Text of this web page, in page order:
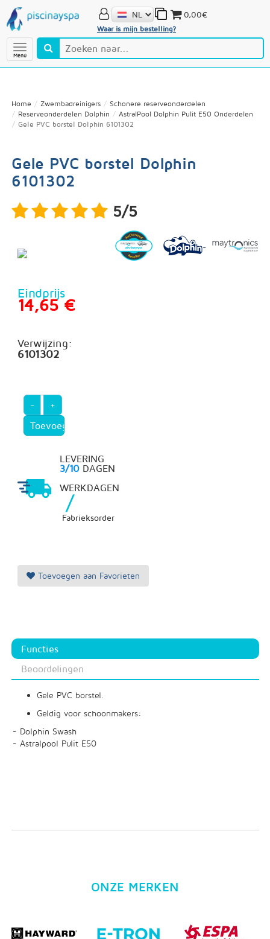
Menú
Waar is mijn bestelling?
0,00€
Home Zwembadreinigers
Schonere reserveonderdelen
Reserveonderdelen Dolphin
AstralPool Dolphin Pulit E50 Onderdelen
Gele PVC borstel Dolphin 6101302
Gele PVC borstel Dolphin
6101302
5/5
Eindprijs
14,65 €
Verwijzing:
6101302
- +
LEVERING
3/10 DAGEN
WERKDAGEN
/
Fabrieksorder
Toevoegen aan Favorieten
Functies
Beoordelingen
Gele PVC borstel.
Geldig voor schoonmakers:
- Dolphin Swash
- Astralpool Pulit E50
ONZE MERKEN